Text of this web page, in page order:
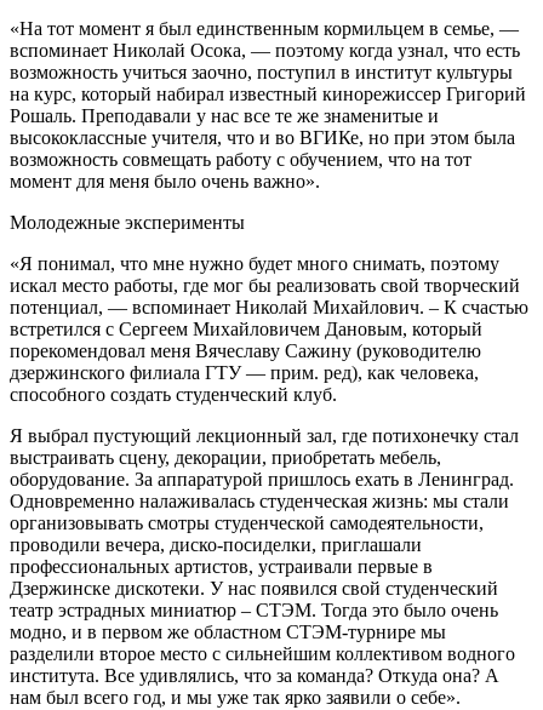
«На тот момент я был единственным кормильцем в семье, —
вспоминает Николай Осока, — поэтому когда узнал, что есть
возможность учиться заочно, поступил в институт культуры
на курс, который набирал известный кинорежиссер Григорий
Рошаль. Преподавали у нас все те же знаменитые и
высококлассные учителя, что и во ВГИКе, но при этом была
возможность совмещать работу с обучением, что на тот
момент для меня было очень важно».
Молодежные эксперименты
«Я понимал, что мне нужно будет много снимать, поэтому
искал место работы, где мог бы реализовать свой творческий
потенциал, — вспоминает Николай Михайлович. – К счастью
встретился с Сергеем Михайловичем Дановым, который
порекомендовал меня Вячеславу Сажину (руководителю
дзержинского филиала ГТУ — прим. ред), как человека,
способного создать студенческий клуб.
Я выбрал пустующий лекционный зал, где потихонечку стал
выстраивать сцену, декорации, приобретать мебель,
оборудование. За аппаратурой пришлось ехать в Ленинград.
Одновременно налаживалась студенческая жизнь: мы стали
организовывать смотры студенческой самодеятельности,
проводили вечера, диско-посиделки, приглашали
профессиональных артистов, устраивали первые в
Дзержинске дискотеки. У нас появился свой студенческий
театр эстрадных миниатюр – СТЭМ. Тогда это было очень
модно, и в первом же областном СТЭМ-турнире мы
разделили второе место с сильнейшим коллективом водного
института. Все удивлялись, что за команда? Откуда она? А
нам был всего год, и мы уже так ярко заявили о себе».